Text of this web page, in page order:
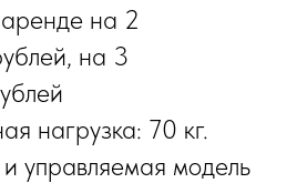
на 2
на 3
нагрузка: 70 кг.
управляемая модель